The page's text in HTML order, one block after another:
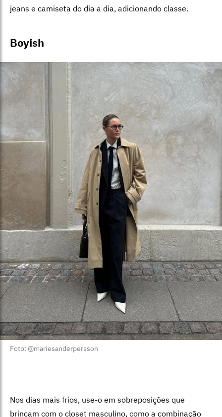
jeans e camiseta do dia a dia, adicionando classe.
Boyish
Foto: @mariesanderpersson
Nos dias mais frios, use-o em sobreposições que
brincam com o closet masculino, como a combinação